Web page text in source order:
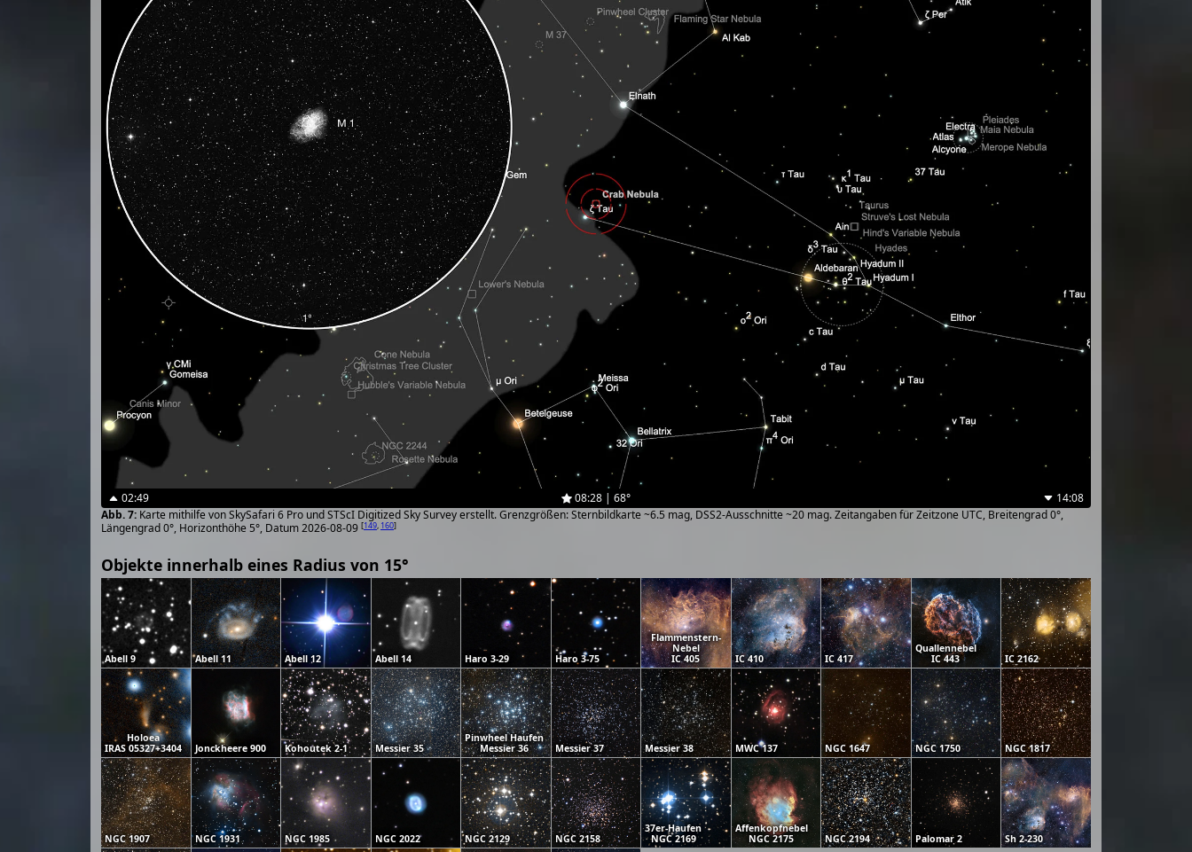
02:49 08:28 | 68°
14:08
Karte mithilfe von SkySafari 6 Pro und STScI Digitized Sky Survey erstellt. Grenzgrößen: Sternbildkarte ~6.5 mag, DSS2-Ausschnitte ~20 mag. Zeitangaben für Zeitzone UTC, Breitengrad 0°,
Längengrad 0°, Horizonthöhe 5°, Datum 2026-08-09 [149, 160]
Objekte innerhalb eines Radius von 15°
Abell 9 Abell 11 Abell 12 Abell 14 Haro 3-29 Haro 3-75
Flammenstern-
Nebel
IC 405
IC 410 IC 417
Quallennebel
IC 443
IC 2162
Holoea
IRAS 05327+3404
Jonckheere 900 Kohoutek 2-1 Messier 35
Pinwheel Haufen
Messier 36
Messier 37 Messier 38 MWC 137 NGC 1647 NGC 1750 NGC 1817
NGC 1907 NGC 1931 NGC 1985 NGC 2022 NGC 2129 NGC 2158
37er-Haufen
NGC 2169
Affenkopfnebel
NGC 2175
NGC 2194 Palomar 2 Sh 2-230